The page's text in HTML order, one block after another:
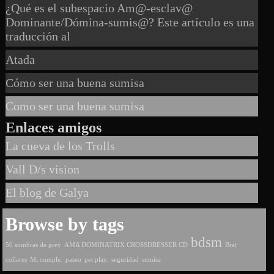
¿Qué es el subespacio Am@-esclav@
Dominante/Dómina-sumis@? Este artículo es una
traducción al
Atada
Cómo ser una buena sumisa
Como ser una buena sumisa
Enlaces amigos
La cueva de los Trolls
Vall D/s vision
El blog de Galya
Browse by tags
50 sombras de grey AMA DOMINATRIX CROSSDRESSER CD bdsm Brat
collares Mi cumple. paseo pet play. seguridad sumisa